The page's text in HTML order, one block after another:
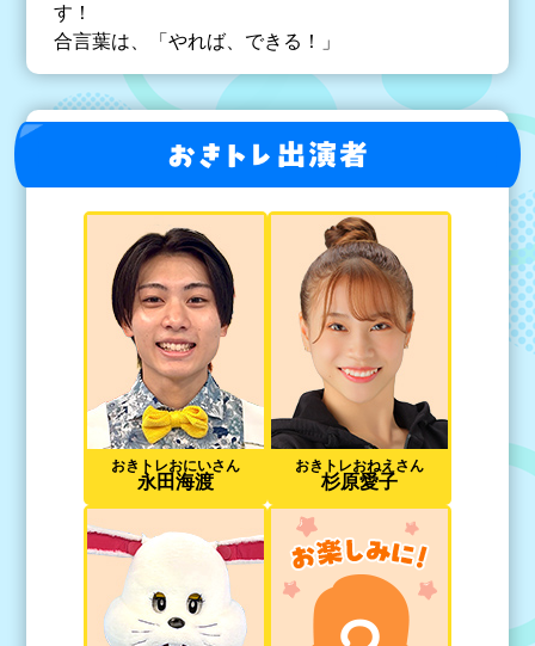
す！
合言葉は、「やれば、できる！」
おきトレ出演者
おきトレおにいさん
永田海渡
おきトレおねえさん
杉原愛子